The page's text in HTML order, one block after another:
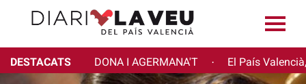
DESTACATS DONA I AGERMANA'T · El País